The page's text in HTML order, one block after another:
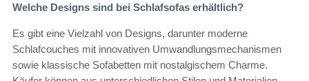
Welche Designs sind bei Schlafsofas erhältlich?
Es gibt eine Vielzahl von Designs, darunter moderne
Schlafcouches mit innovativen Umwandlungsmechanismen
sowie klassische Sofabetten mit nostalgischem Charme.